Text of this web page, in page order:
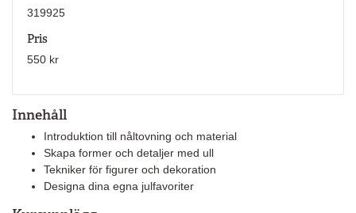
Innehåll
Introduktion till nåltovning och material
Skapa former och detaljer med ull
Tekniker för figurer och dekoration
Designa dina egna julfavoriter
319925
Pris
550 kr